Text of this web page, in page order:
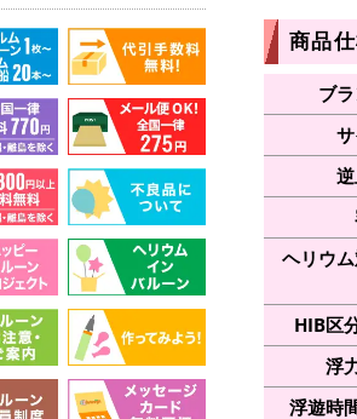
商品
ブ
ヘリウ
HIB区
浮
浮遊時